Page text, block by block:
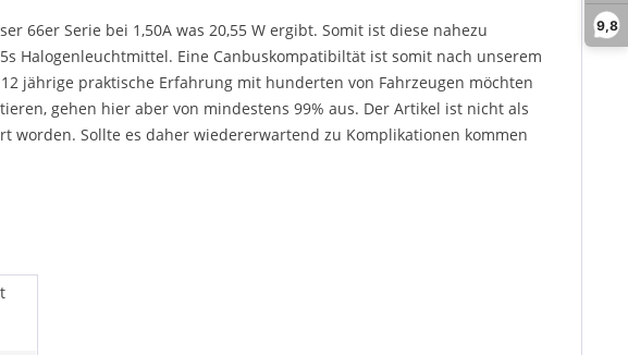
9,8
66er Serie bei 1,50A was 20,55 W ergibt. Somit ist diese nahezu
Halogenleuchtmittel. Eine Canbuskompatibiltät ist somit nach unserem
jährige praktische Erfahrung mit hunderten von Fahrzeugen möchten
gehen hier aber von mindestens 99% aus. Der Artikel ist nicht als
worden. Sollte es daher wiedererwartend zu Komplikationen kommen